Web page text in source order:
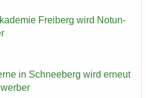
Frei­berg wird Not­un­
in Schnee­berg wird er­neut